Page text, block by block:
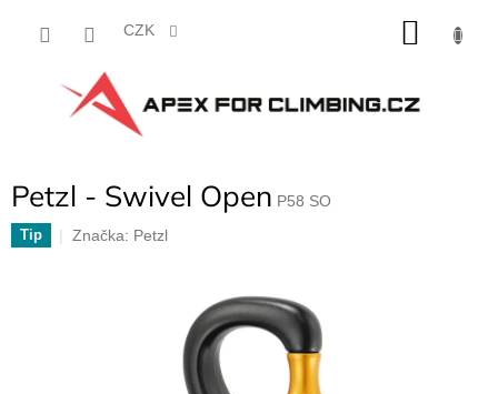
CZK
Petzl - Swivel Open P58 SO
Tip Značka: Petzl